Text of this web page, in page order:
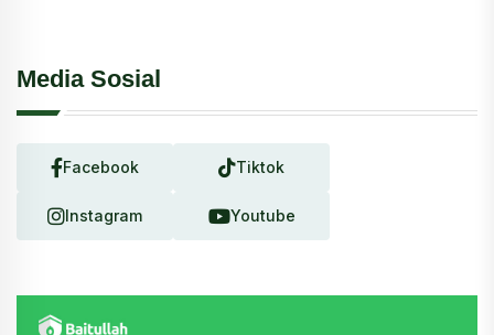
Media Sosial
Facebook Tiktok
Instagram Youtube